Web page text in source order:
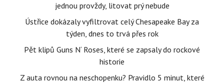
jednou provždy, litovat prý nebude
Ústřice dokázaly vyfiltrovat celý Chesapeake Bay za
týden, dnes to trvá přes rok
Pět klipů Guns N‘ Roses, které se zapsaly do rockové
historie
Z auta rovnou na neschopenku? Pravidlo 5 minut, které